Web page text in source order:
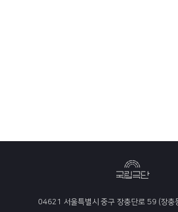
04621 서울특별시 중구 장충단로 59 (장충